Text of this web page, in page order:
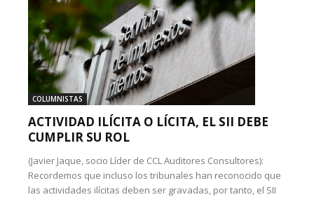
COLUMNISTAS
ACTIVIDAD ILÍCITA O LÍCITA, EL SII DEBE
CUMPLIR SU ROL
(Javier Jaque, socio Líder de CCL Auditores Consultores):
Recordemos que incluso los tribunales han reconocido que
las actividades ilícitas deben ser gravadas, por tanto, el SII